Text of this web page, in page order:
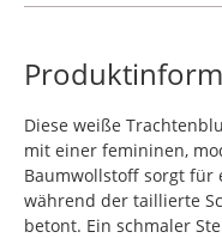
Diese weiße
mit einer femininen,
Baumwollstoff sorgt für
während der taillierte
betont. Ein schmaler